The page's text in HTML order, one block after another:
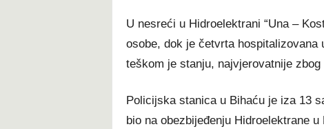
n
t
U nesreći u Hidroelektrani “Una –
osobe, dok je četvrta hospitalizovana
teškom je stanju, najvjerovatnije zbog
Policijska stanica u Bihaću je iza 13
bio na obezbijeđenju Hidroelektrane